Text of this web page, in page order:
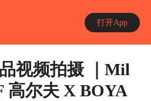
打开App
视频拍摄 ｜Mil
高尔夫 X BOYA